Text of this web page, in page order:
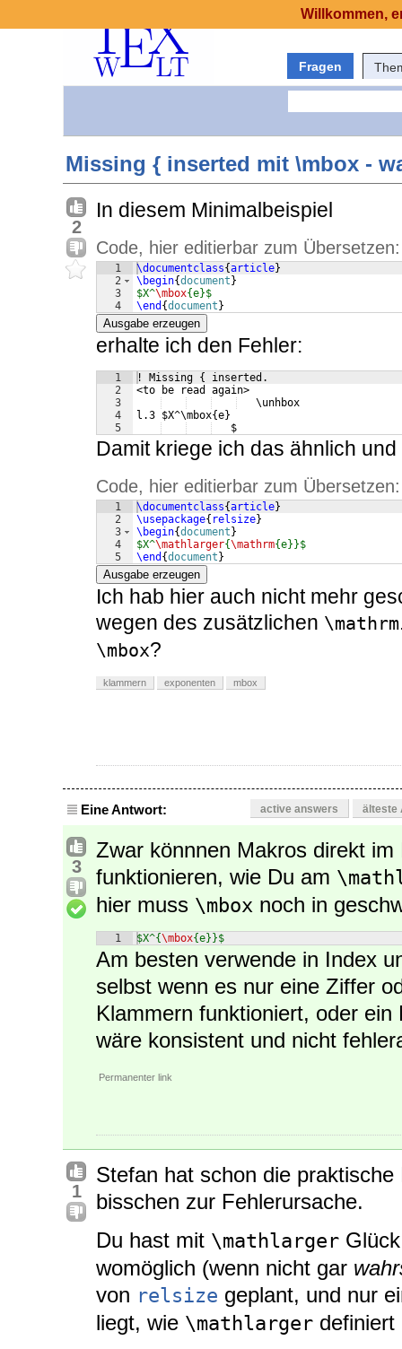
Fragen
Missing { inserted mit \mbox -
2
In diesem Minimalbeispiel
Code, hier editierbar zum Übersetzen:
1
2
3
4
\documentclass{article}
\begin{document }
$X^\mbox{e}$
\end {document }
Ausgabe erzeugen
erhalte ich den Fehler:
1
2
3
4
5
! Missing { inserted.
<to be read again>
   \unhbox
l.3 $X^\mbox{e}
   $
Damit kriege ich das ähnlich
Code, hier editierbar zum Übersetzen:
1
2
3
4
5
\documentclass{article}
\usepackage{ relsize}
\begin{document }
$X^\mathlarger{\mathrm{e}}$
\end {document }
Ausgabe erzeugen
Ich hab hier auch nicht mehr
wegen des zusätzlichen \mathrm
\mbox?
klammern exponenten mbox
Eine Antwort: active answers älteste
3
Zwar könnnen Makros direkt
funktionieren, wie Du am
hier muss \mbox noch in
1 $X^{\mbox{e}}$
Am besten verwende in Index
selbst wenn es nur eine Ziffer
Klammern funktioniert, oder
wäre konsistent und nicht
Permanenter link
1
Stefan hat schon die
bisschen zur Fehlerursache.
Du hast mit \mathlarger
womöglich (wenn nicht gar
von relsize geplant, und nur
liegt, wie \mathlarger definiert
Willkommen,